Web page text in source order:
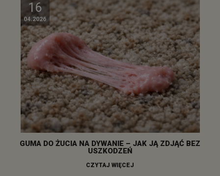
16
04.2026
GUMA DO ŻUCIA NA DYWANIE – JAK JĄ ZDJĄĆ BEZ
USZKODZEŃ
CZYTAJ WIĘCEJ